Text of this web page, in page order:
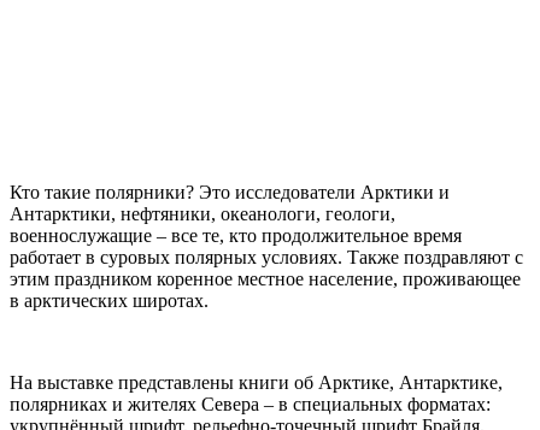
Кто такие полярники? Это исследователи Арктики и
Антарктики, нефтяники, океанологи, геологи,
военнослужащие – все те, кто продолжительное время
работает в суровых полярных условиях. Также поздравляют с
этим праздником коренное местное население, проживающее
в арктических широтах.
На выставке представлены книги об Арктике, Антарктике,
полярниках и жителях Севера – в специальных форматах:
укрупнённый шрифт, рельефно-точечный шрифт Брайля,